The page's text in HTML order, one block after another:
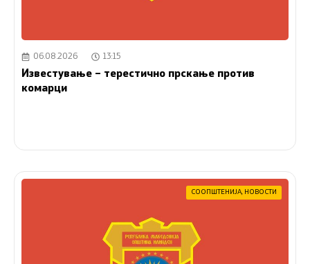
06.08.2026 13:15
Известување – терестично прскање против
комарци
СООПШТЕНИЈА, НОВОСТИ